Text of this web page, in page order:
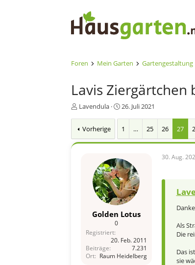
Foren Mein Garten Gartengestaltung
Lavis Ziergärtchen
E
t
e
Lavendula
E
t
e
l
t
a
m
26. Juli 2021
Vorherige 1 … 25 26 27
Golden Lotus
0
Registriert
20. Feb. 2011
Beiträge
7.231
Ort
Raum Heidelberg
30. Aug.
Als
Die
Das
sie